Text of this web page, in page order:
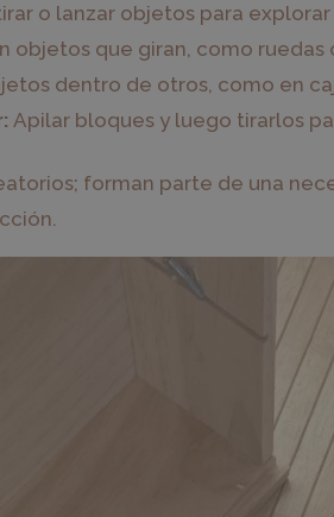
o lanzar objetos para
objetos que giran, como ruedas
dentro de otros, como en
Apilar bloques y luego tirarlos
forman parte de una